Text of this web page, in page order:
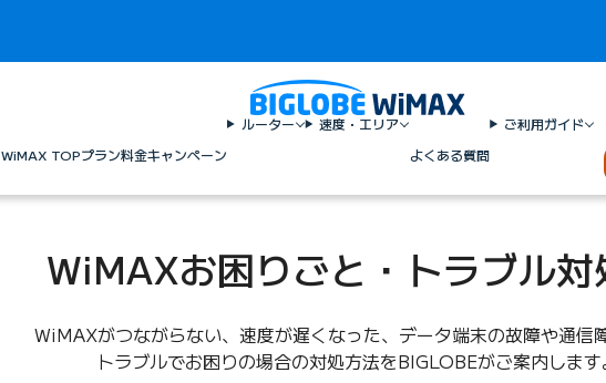
WiMAX TOPプラン料金キャンペーン
ルーター
速度・エリア
よくある質問
ご利用ガイド
WiMAXお困りごと・トラブル対
WiMAXがつながらない、速度が遅くなった、データ端末の故障や通信
トラブルでお困りの場合の対処方法をBIGLOBEがご案内しま